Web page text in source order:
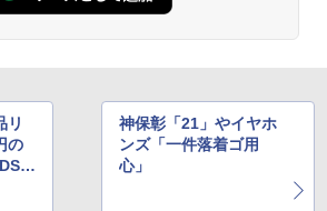
リ
の
神保彰「21」やイヤホ
ンズ「一件落着ゴ用
心」